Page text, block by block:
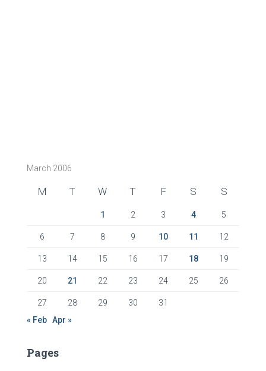
March 2006
M T W T F S S
1 2 3 4 5
6 7 8 9 10 11 12
13 14 15 16 17 18 19
20 21 22 23 24 25 26
27 28 29 30
31
« Feb Apr »
Pages